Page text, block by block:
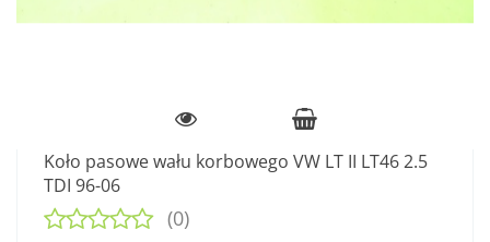
Koło pasowe wału korbowego VW LT II LT46 2.5
TDI 96-06
(0)